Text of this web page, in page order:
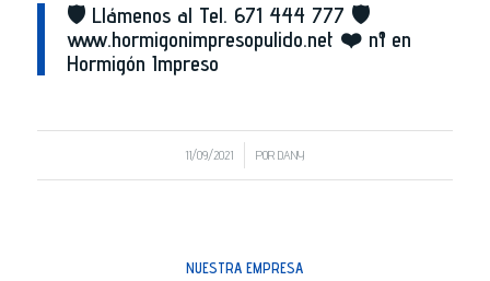
🛡️ Llámenos al Tel. 671 444 777 🛡️
www.hormigonimpresopulido.net ❤️ nº1 en
Hormigón Impreso
11/09/2021 PORDANY
NUESTRA EMPRESA